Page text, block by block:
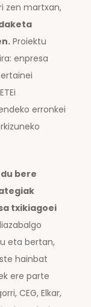
zen martxan,
Proiektu
enpresa
erronkei
bere
txikiagoei
eta bertan,
hainbat
ere parte
CEG, Elkar,